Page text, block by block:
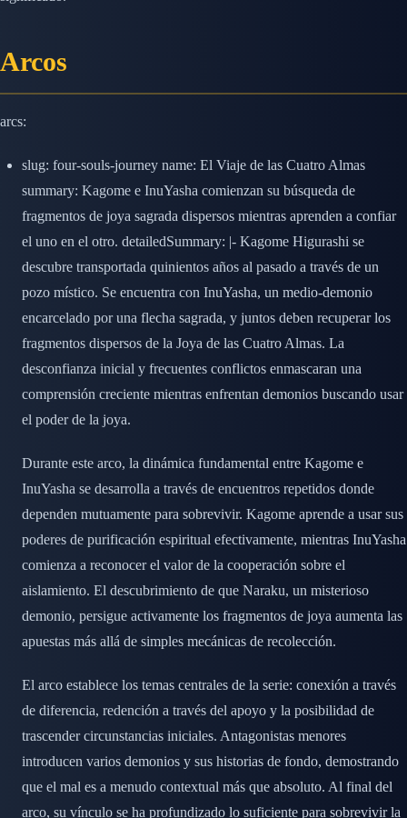
Arcos
arcs:
slug: four-souls-journey name: El Viaje de las Cuatro Almas
summary: Kagome e InuYasha comienzan su búsqueda de
fragmentos de joya sagrada dispersos mientras aprenden a confiar
el uno en el otro. detailedSummary: |- Kagome Higurashi se
descubre transportada quinientos años al pasado a través de un
pozo místico. Se encuentra con InuYasha, un medio-demonio
encarcelado por una flecha sagrada, y juntos deben recuperar los
fragmentos dispersos de la Joya de las Cuatro Almas. La
desconfianza inicial y frecuentes conflictos enmascaran una
comprensión creciente mientras enfrentan demonios buscando usar
el poder de la joya.
Durante este arco, la dinámica fundamental entre Kagome e
InuYasha se desarrolla a través de encuentros repetidos donde
dependen mutuamente para sobrevivir. Kagome aprende a usar sus
poderes de purificación espiritual efectivamente, mientras InuYasha
comienza a reconocer el valor de la cooperación sobre el
aislamiento. El descubrimiento de que Naraku, un misterioso
demonio, persigue activamente los fragmentos de joya aumenta las
apuestas más allá de simples mecánicas de recolección.
El arco establece los temas centrales de la serie: conexión a través
de diferencia, redención a través del apoyo y la posibilidad de
trascender circunstancias iniciales. Antagonistas menores
introducen varios demonios y sus historias de fondo, demostrando
que el mal es a menudo contextual más que absoluto. Al final del
arco, su vínculo se ha profundizado lo suficiente para sobrevivir la